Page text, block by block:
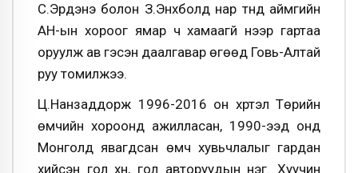
С.Эрдэнэ болон З.Энхболд нар түүнд аймгийн
АН-ын хороог ямар ч хамаагүй үнээр гартаа
оруулж ав гэсэн даалгавар өгөөд Говь-Алтай
руу томилжээ.
Ц.Нанзаддорж 1996-2016 он хүртэл Төрийн
өмчийн хороонд ажилласан, 1990-ээд онд
Монголд явагдсан өмч хувьчлалыг гардан
хийсэн гол хүн, гол авторуудын нэг. Хуучин